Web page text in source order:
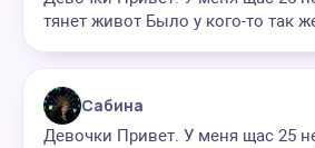
тянет живот Было у кого-то так
Сабина
Девочки Привет. У меня щас 25